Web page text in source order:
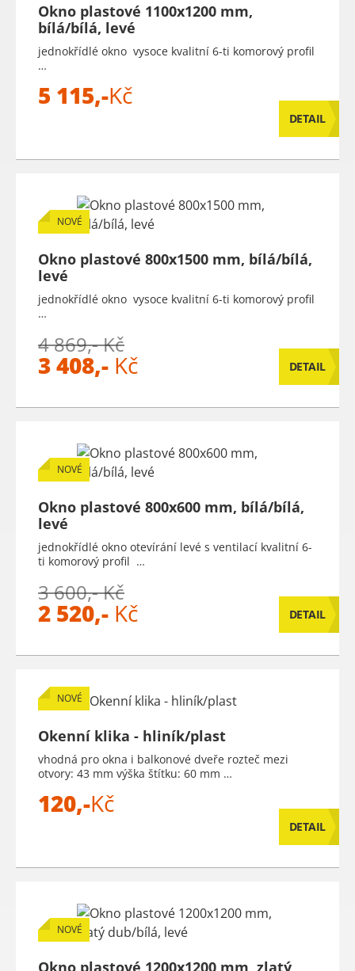
Okno plastové 1100x1200 mm,
bílá/bílá, levé
jednokřídlé okno vysoce kvalitní 6-ti komorový profil
…
5 115,-Kč
DETAIL
NOVÉ
Okno plastové 800x1500 mm, bílá/bílá,
levé
jednokřídlé okno vysoce kvalitní 6-ti komorový profil
…
4 869,- Kč
3 408,- Kč DETAIL
NOVÉ
Okno plastové 800x600 mm, bílá/bílá,
levé
jednokřídlé okno otevírání levé s ventilací kvalitní 6-
ti komorový profil …
3 600,- Kč
2 520,- Kč DETAIL
NOVÉ
Okenní klika - hliník/plast
vhodná pro okna i balkonové dveře rozteč mezi
otvory: 43 mm výška štítku: 60 mm …
120,-Kč
DETAIL
NOVÉ
Okno plastové 1200x1200 mm, zlatý